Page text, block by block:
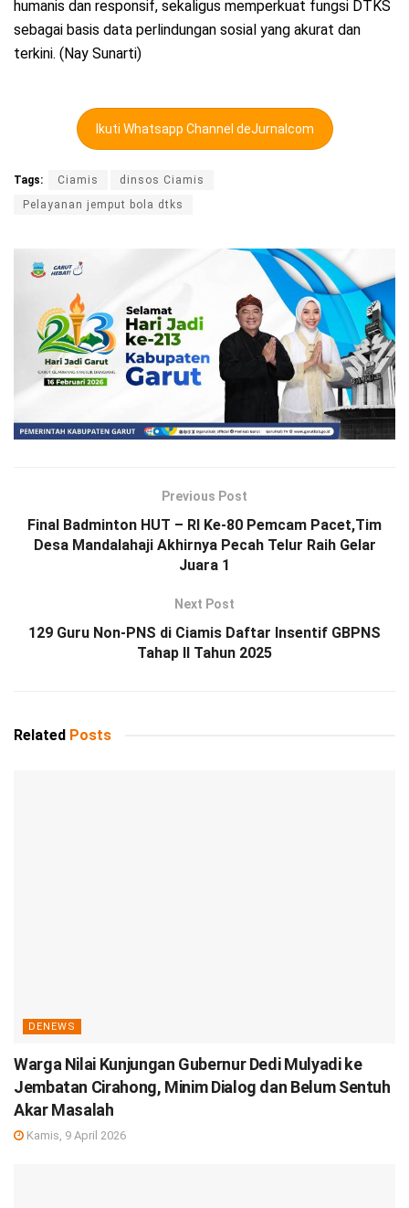
humanis dan responsif, sekaligus memperkuat fungsi DTKS
sebagai basis data perlindungan sosial yang akurat dan
terkini. (Nay Sunarti)
Ikuti Whatsapp Channel deJurnalcom
Tags: Ciamis
dinsos Ciamis
Pelayanan jemput bola dtks
Previous Post
Final Badminton HUT – RI Ke-80 Pemcam Pacet,Tim
Desa Mandalahaji Akhirnya Pecah Telur Raih Gelar
Juara 1
Next Post
129 Guru Non-PNS di Ciamis Daftar Insentif GBPNS
Tahap II Tahun 2025
Related Posts
DENEWS
Warga Nilai Kunjungan Gubernur Dedi Mulyadi ke
Jembatan Cirahong, Minim Dialog dan Belum Sentuh
Akar Masalah
Kamis, 9 April 2026